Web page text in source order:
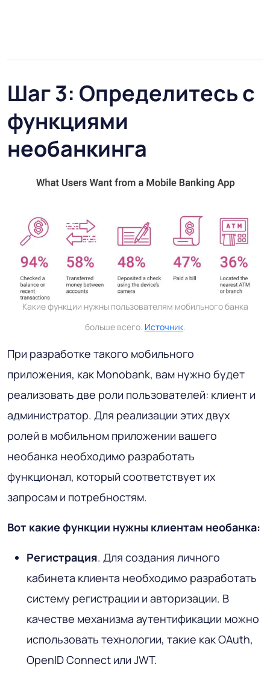
Шаг 3: Определитесь с
функциями
необанкинга
Какие функции нужны пользователям мобильного банка
больше всего. Источник.
При разработке такого мобильного
приложения, как Monobank, вам нужно будет
реализовать две роли пользователей: клиент и
администратор. Для реализации этих двух
ролей в мобильном приложении вашего
необанка необходимо разработать
функционал, который соответствует их
запросам и потребностям.
Вот какие функции нужны клиентам необанка:
Регистрация. Для создания личного
кабинета клиента необходимо разработать
систему регистрации и авторизации. В
качестве механизма аутентификации можно
использовать технологии, такие как OAuth,
OpenID Connect или JWT.